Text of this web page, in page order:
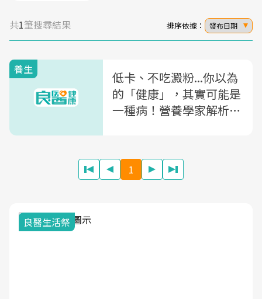
共1筆搜尋結果 排序依據： 發布日期
養生
低卡、不吃澱粉...你以為
的「健康」，其實可能是
一種病！營養學家解析
1
良醫生活祭